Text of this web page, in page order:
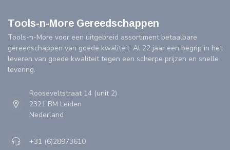
Tools-n-More Gereedschappen
Tools-n-More voor een uitgebreid assortiment betaalbare
gereedschappen van goede kwaliteit. Al 22 jaar een begrip in het
leveren van goede kwaliteit tegen een scherpe prijzen en snelle
levering.
Rooseveltstraat 14 (unit 2)
2321 BM Leiden
Nederland
+31 (6)28973610